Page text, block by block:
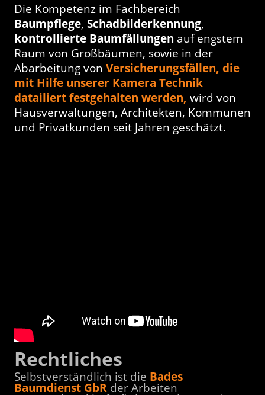
Die Kompetenz im Fachbereich
Baumpflege, Schadbilderkennung,
kontrollierte Baumfällungen auf engstem
Raum von Großbäumen, sowie in der
Abarbeitung von Versicherungsfällen, die
mit Hilfe unserer Kamera Technik
datailiert festgehalten werden, wird von
Hausverwaltungen, Architekten, Kommunen
und Privatkunden seit Jahren geschätzt.
Rechtliches
Selbstverständlich ist die Bades
Baumdienst GbR der Arbeiten